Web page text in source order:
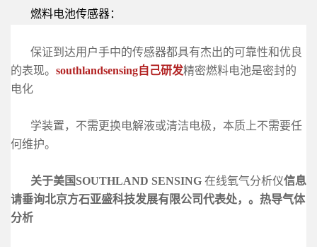
燃料电池传感器：
保证到达用户手中的传感器都具有杰出的可靠性和优良
的表现。 southlandsensing自己研发精密燃料电池是密封的
电化
学装置，不需更换电解液或清洁电极，本质上不需要任
何维护。
关于美国SOUTHLAND SENSING 在线氧气分析仪信息
请垂询北京方石亚盛科技发展有限公司代表处，。热导气体
分析